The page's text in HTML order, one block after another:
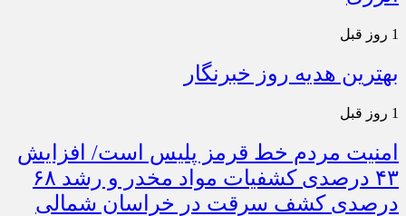
1 روز قبل
بهترین هدیه روز خبرنگار
1 روز قبل
امنیت مردم خط قرمز پلیس است/ افزایش
۴۳ درصدی کشفیات مواد مخدر و رشد ۶۸
درصدی کشف سرقت در خراسان شمالی